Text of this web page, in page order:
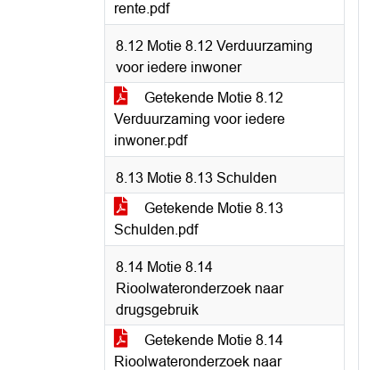
rente.pdf
8.12 Motie 8.12 Verduurzaming
voor iedere inwoner
Getekende Motie 8.12
Verduurzaming voor iedere
inwoner.pdf
8.13 Motie 8.13 Schulden
Getekende Motie 8.13
Schulden.pdf
8.14 Motie 8.14
Rioolwateronderzoek naar
drugsgebruik
Getekende Motie 8.14
Rioolwateronderzoek naar